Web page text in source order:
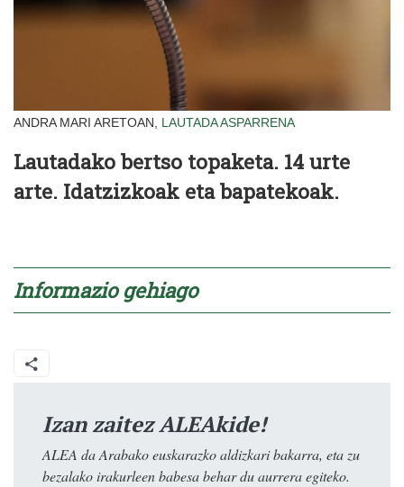
ANDRA MARI ARETOAN, LAUTADAASPARRENA
Lautadako bertso topaketa. 14 urte
arte. Idatzizkoak eta bapatekoak.
Informazio gehiago
Izan zaitez ALEAkide!
ALEA da Arabako euskarazko aldizkari bakarra, eta zu
bezalako irakurleen babesa behar du aurrera egiteko.